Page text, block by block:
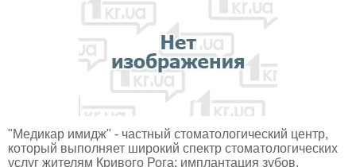
"Медикар имидж" - частный стоматологический центр,
который выполняет широкий спектр стоматологических
услуг жителям Кривого Рога: имплантация зубов,